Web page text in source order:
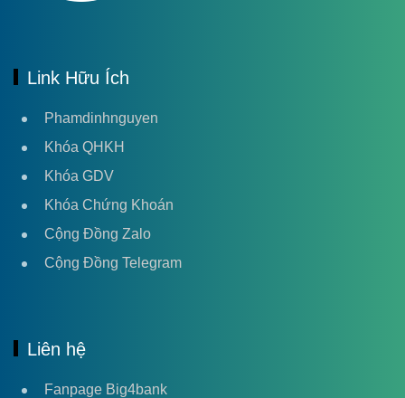
Link Hữu Ích
Phamdinhnguyen
Khóa QHKH
Khóa GDV
Khóa Chứng Khoán
Cộng Đồng Zalo
Cộng Đồng Telegram
Liên hệ
Fanpage Big4bank